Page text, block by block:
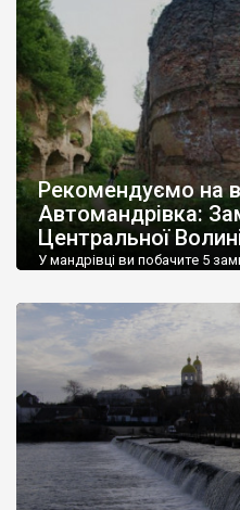
Рекомендуємо на
Автомандрівка:
Центральної
У мандрівці ви побачите 5
тренування скелелазів.